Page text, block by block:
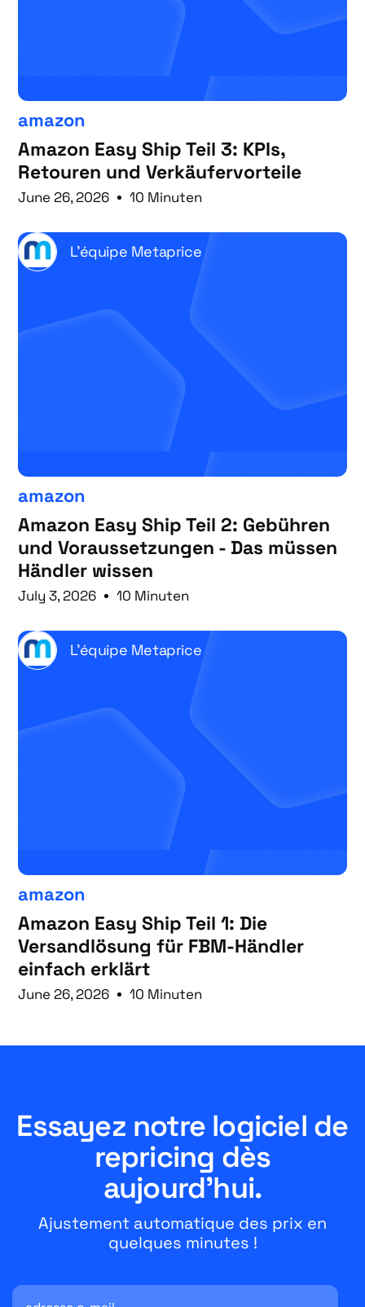
amazon
Amazon Easy Ship Teil 3: KPIs,
Retouren und Verkäufervorteile
June 26, 2026 10 Minuten
L'équipe Metaprice
amazon
Amazon Easy Ship Teil 2: Gebühren
und Voraussetzungen - Das müssen
Händler wissen
July 3, 2026 10 Minuten
L'équipe Metaprice
amazon
Amazon Easy Ship Teil 1: Die
Versandlösung für FBM-Händler
einfach erklärt
June 26, 2026 10 Minuten
Essayez notre logiciel de
repricing dès
aujourd'hui.
Ajustement automatique des prix en
quelques minutes !